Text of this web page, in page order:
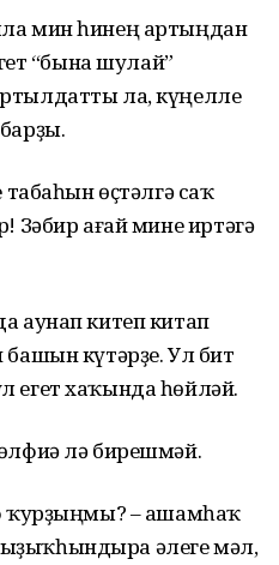
мин һинең артыңдан
“бына шулай”
ла, күңелле
өҫтәлгә саҡ
Зәбир ағай мине иртәгә
аунап китеп китап
күтәрҙе. Ул бит
егет хаҡында һөйләй.
лә бирешмәй.
ҡурҙыңмы? – ашамһаҡ
әлеге мәл,